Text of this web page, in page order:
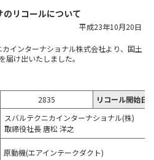
のリコールについて
平成23年10月20日
インターナショナル株式会社より、国土
け出いたしました。
2835 リコール開始日
スバルテクニカインターナショナル(株)
取締役社長 唐松 洋之
原動機(エアインテークダクト)